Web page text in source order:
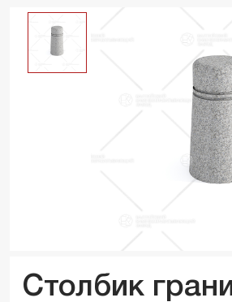
Столбик